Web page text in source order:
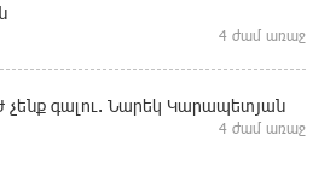
4 ժամ առաջ
չենք գալու. Նարեկ Կարապետյան
4 ժամ առաջ